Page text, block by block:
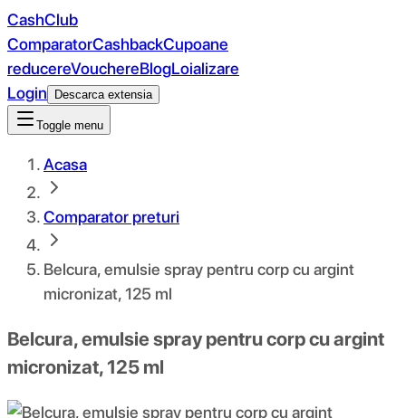
CashClub
ComparatorCashbackCupoane
reducereVouchereBlogLoializare
Login
Descarca extensia
Toggle menu
Acasa
Comparator preturi
Belcura, emulsie spray pentru corp cu argint
micronizat, 125 ml
Belcura, emulsie spray pentru corp cu argint
micronizat, 125 ml